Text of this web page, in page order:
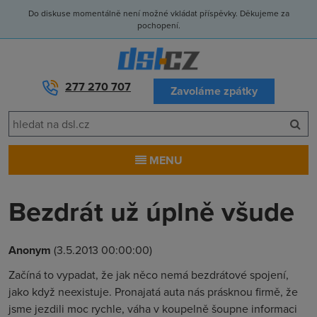
Do diskuse momentálně není možné vkládat příspěvky. Děkujeme za
pochopení.
277 270 707 Zavoláme zpátky
MENU
Bezdrát už úplně všude
Anonym (3.5.2013 00:00:00)
Začíná to vypadat, že jak něco nemá bezdrátové spojení,
jako když neexistuje. Pronajatá auta nás prásknou firmě, že
jsme jezdili moc rychle, váha v koupelně šoupne informaci